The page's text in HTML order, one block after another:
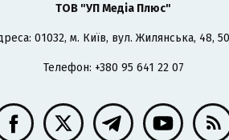
ТОВ "УП Медіа Плюс"
01032, м. Київ, вул. Жилянська, 48,
Телефон: +380 95 641 22 07